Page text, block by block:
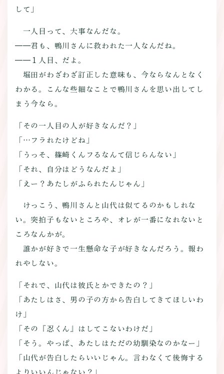
して」
一人目って、大事なんだな。
――君も、鴨川さんに救われた一人なんだね。
――１人目、だよ。
堀田がわざわざ訂正した意味も、今ならなんとなく
わかる。こんな些細なことで鴨川さんを思い出してし
まう今なら。
「その一人目の人が好きなんだ？」
「…フラれたけどね」
「うっそ、篠崎くんフるなんて信じらんない」
「それ、自分はどうなんだよ」
「えー？あたしがふられたんじゃん」
けっこう、鴨川さんと山代は似てるのかもしれな
い。突拍子もないところや、オレが一番になれないと
ころなんかが。
誰かが好きで一生懸命な子が好きなんだろう。報わ
れやしない。
「それで、山代は彼氏とかできたの？」
「あたしはさ、男の子の方から告白してきてほしいわ
け」
「その『忍くん』はしてこないわけだ」
「そう。やっぱ、あたしはただの幼馴染なのかなー」
「山代が告白したらいいじゃん。言わなくて後悔する
よりいいんじゃない？」